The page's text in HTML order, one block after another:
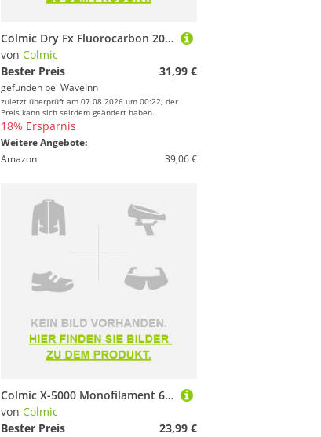
Colmic Dry Fx Fluorocarbon 200 M Silber 0.320 mm
von Colmic
Bester Preis
31,99 €
gefunden bei WaveInn
zuletzt überprüft am 07.08.2026 um 00:22; der
Preis kann sich seitdem geändert haben.
18% Ersparnis
Weitere Angebote:
Amazon
39,06 €
Colmic X-5000 Monofilament 600 M Durchsichtig 0.160 mm
von Colmic
Bester Preis
23,99 €